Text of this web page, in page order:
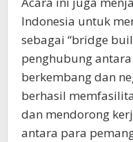
Indonesia untuk
sebagai “bridge
penghubung
berkembang dan
berhasil
dan mendorong
antara para